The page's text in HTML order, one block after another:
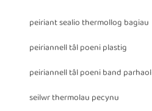
peiriant sealio thermollog bagiau
peiriannell tâl poeni plastig
peiriannell tâl poeni band parhaol
seilwr thermolau pecynu